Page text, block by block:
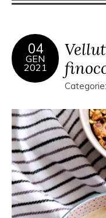
04
GEN
2021
Categorie: